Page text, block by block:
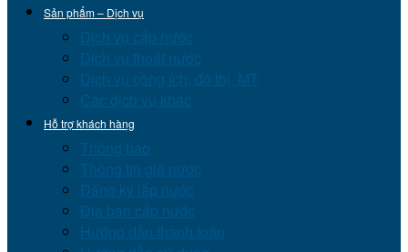
Sản phẩm – Dịch vụ
Dịch vụ cấp nước
Dịch vụ thoát nước
Dịch vụ công ích, đô thị, MT
Các dịch vụ khác
Hỗ trợ khách hàng
Thông báo
Thông tin giá nước
Đăng ký lắp nước
Địa bàn cấp nước
Hướng dẫn thanh toán